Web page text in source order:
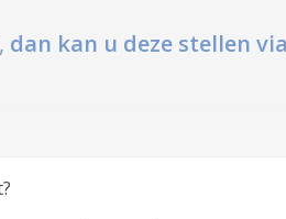
dan kan u deze stellen